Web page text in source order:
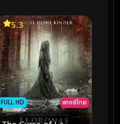
FULL HD พากย์ไทย
5.3